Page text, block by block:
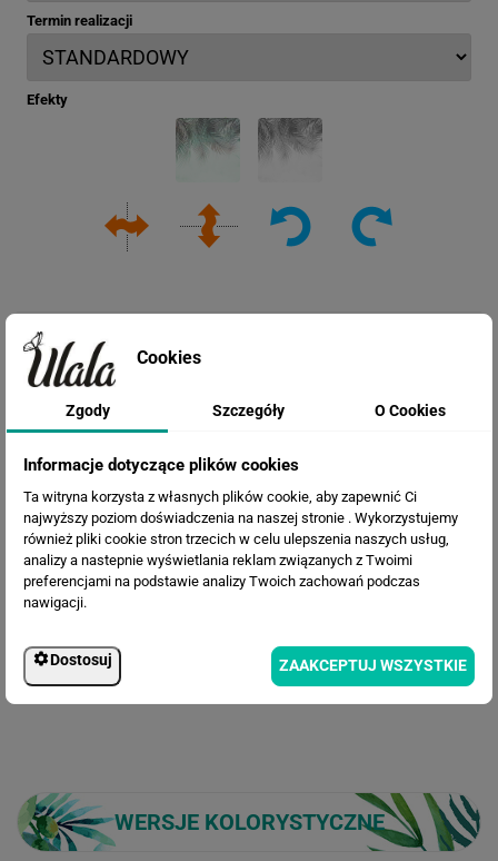
Termin realizacji
Efekty
Cena przed rabatem: 564.45 zł
Rabat:131.37 zł
Cena po rabacie:433.08 zł
WERSJE KOLORYSTYCZNE
Cookies
Zgody Szczegóły O Cookies
Informacje dotyczące plików cookies
Ta witryna korzysta z własnych plików cookie, aby zapewnić Ci
najwyższy poziom doświadczenia na naszej stronie . Wykorzystujemy
również pliki cookie stron trzecich w celu ulepszenia naszych usług,
analizy a nastepnie wyświetlania reklam związanych z Twoimi
preferencjami na podstawie analizy Twoich zachowań podczas
nawigacji.
Dostosuj ZAAKCEPTUJ WSZYSTKIE